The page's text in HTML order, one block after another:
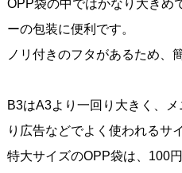
OPP袋の中ではかなり大きめ
ーの包装に便利です。
ノリ付きのフタがあるため、
B3はA3より一回り大きく、
り広告などでよく使われるサ
特大サイズのOPP袋は、100